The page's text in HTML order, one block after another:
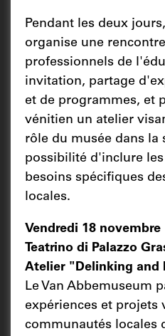
Pendant les deux
organise une
professionnels de
invitation, partage
et de programmes, et
vénitien un atelier
rôle du musée dans la
possibilité d'inclure
besoins spécifiques
locales.
Vendredi 18 novembre
Teatrino di Palazzo
Atelier "Delinking and
Le Van Abbemuseum
expériences et projets
communautés locales